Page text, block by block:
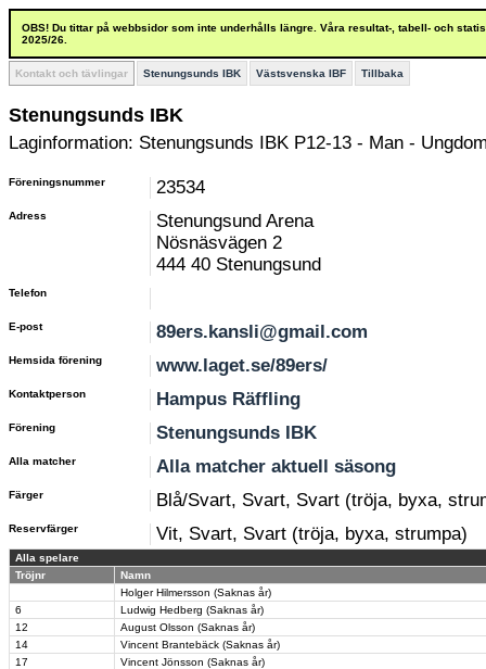
OBS! Du tittar på webbsidor som inte underhålls längre. Våra resultat-, tabell- och
2025/26.
Kontakt och tävlingar Stenungsunds IBK Västsvenska IBF Tillbaka
Stenungsunds IBK
Laginformation: Stenungsunds IBK P12-13 - Man -
Föreningsnummer 23534
Adress
Stenungsund Arena
Nösnäsvägen 2
444 40 Stenungsund
Telefon
E-post 89ers.kansli@gmail.com
Hemsida förening www.laget.se/89ers/
Kontaktperson Hampus Räffling
Förening Stenungsunds IBK
Alla matcher Alla matcher aktuell säsong
Färger Blå/Svart, Svart, Svart (tröja, byxa,
Reservfärger Vit, Svart, Svart (tröja, byxa, strumpa)
Alla spelare
Tröjnr
Namn
Holger Hilmersson (Saknas år)
6
Ludwig Hedberg (Saknas år)
12
August Olsson (Saknas år)
14
Vincent Brantebäck (Saknas år)
17
Vincent Jönsson (Saknas år)